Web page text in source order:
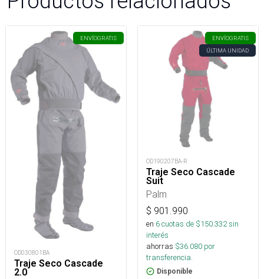
ENVÍOGRATIS
OD030801BA
Traje Seco Cascade
2.0
ENVÍOGRATIS
ÚLTIMA UNIDAD
OD190207BA-R
Traje Seco Cascade
Suit
Palm
$ 901.990
en 6cuotas de $150.332sin
interés
ahorras $36.080 por
transferencia.
Disponible